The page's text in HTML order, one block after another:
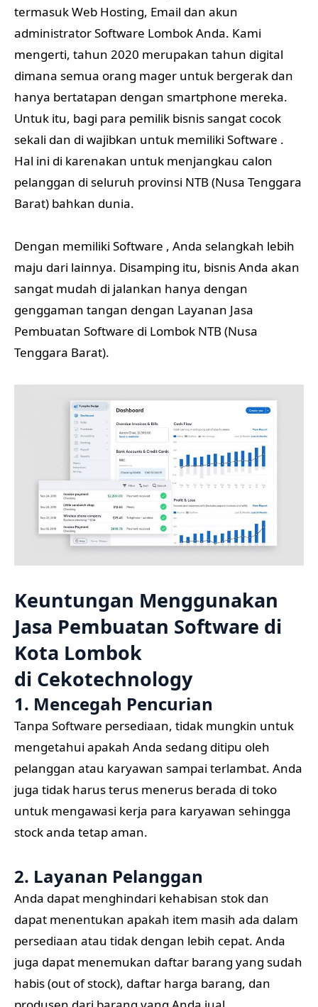
termasuk Web Hosting, Email dan akun
administrator Software Lombok Anda. Kami
mengerti, tahun 2020 merupakan tahun digital
dimana semua orang mager untuk bergerak dan
hanya bertatapan dengan smartphone mereka.
Untuk itu, bagi para pemilik bisnis sangat cocok
sekali dan di wajibkan untuk memiliki Software .
Hal ini di karenakan untuk menjangkau calon
pelanggan di seluruh provinsi NTB (Nusa Tenggara
Barat) bahkan dunia.
Dengan memiliki Software , Anda selangkah lebih
maju dari lainnya. Disamping itu, bisnis Anda akan
sangat mudah di jalankan hanya dengan
genggaman tangan dengan Layanan Jasa
Pembuatan Software di Lombok NTB (Nusa
Tenggara Barat).
Keuntungan Menggunakan
Jasa Pembuatan Software di
Kota Lombok
di Cekotechnology
1. Mencegah Pencurian
Tanpa Software persediaan, tidak mungkin untuk
mengetahui apakah Anda sedang ditipu oleh
pelanggan atau karyawan sampai terlambat. Anda
juga tidak harus terus menerus berada di toko
untuk mengawasi kerja para karyawan sehingga
stock anda tetap aman.
2. Layanan Pelanggan
Anda dapat menghindari kehabisan stok dan
dapat menentukan apakah item masih ada dalam
persediaan atau tidak dengan lebih cepat. Anda
juga dapat menemukan daftar barang yang sudah
habis (out of stock), daftar harga barang, dan